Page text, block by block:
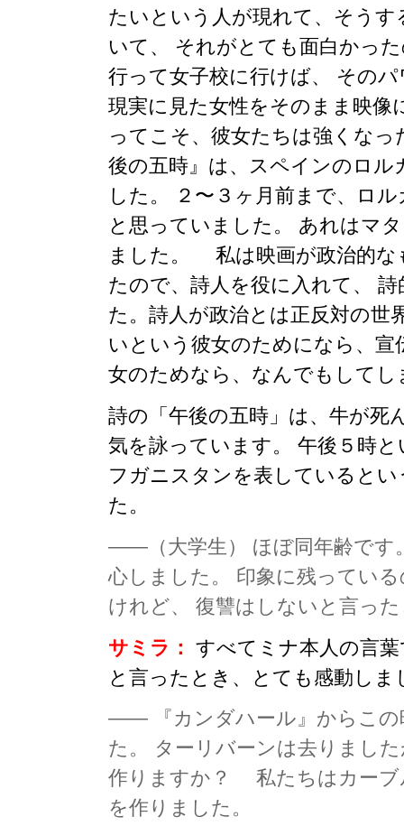
たいという人が現れて、そう
いて、 それがとても面白かっ
行って女子校に行けば、 その
現実に見た女性をそのまま映
ってこそ、彼女たちは強くな
後の五時』は、スペインのロ
した。 ２〜３ヶ月前まで、ロ
と思っていました。 あれはマ
ました。 私は映画が政治的な
たので、詩人を役に入れて、
た。詩人が政治とは正反対の世
いという彼女のためになら、
女のためなら、なんでもしてし
詩の「午後の五時」は、牛が死
気を詠っています。 午後５時
フガニスタンを表していると
た。
——（大学生） ほぼ同年齢です
心しました。 印象に残ってい
けれど、 復讐はしないと言っ
サミラ： すべてミナ本人の言
と言ったとき、とても感動しま
—— 『カンダハール』からこの
た。 ターリバーンは去りまし
作りますか？ 私たちはカーブ
を作りました。